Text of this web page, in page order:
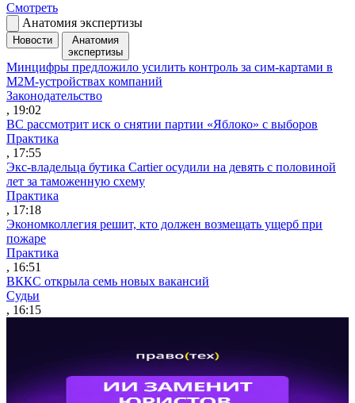
Смотреть
Анатомия экспертизы
Новости
Анатомия
экспертизы
Минцифры предложило усилить контроль за сим-картами в
M2M-устройствах компаний
Законодательство
, 19:02
ВС рассмотрит иск о снятии партии «Яблоко» с выборов
Практика
, 17:55
Экс-владельца бутика Cartier осудили на девять с половиной
лет за таможенную схему
Практика
, 17:18
Экономколлегия решит, кто должен возмещать ущерб при
пожаре
Практика
, 16:51
ВККС открыла семь новых вакансий
Судьи
, 16:15